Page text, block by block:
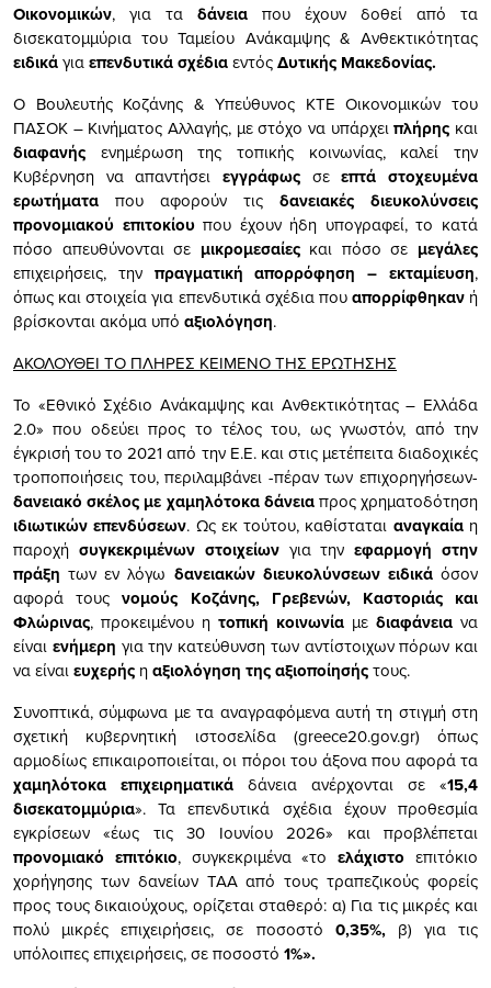
Οικονομικών, για τα δάνεια που έχουν δοθεί από τα
δισεκατομμύρια του Ταμείου Ανάκαμψης & Ανθεκτικότητας
ειδικάγιαεπενδυτικά σχέδιαεντόςΔυτικής Μακεδονίας.
Ο Βουλευτής Κοζάνης & Υπεύθυνος ΚΤΕ Οικονομικών του
ΠΑΣΟΚ – Κινήματος Αλλαγής, με στόχο να υπάρχειπλήρης και
διαφανής ενημέρωση της τοπικής κοινωνίας, καλεί την
Κυβέρνηση να απαντήσει εγγράφως σεεπτά στοχευμένα
ερωτήματα που αφορούν τις δανειακές διευκολύνσεις
προνομιακού επιτοκίουπου έχουν ήδη υπογραφεί, το κατά
πόσο απευθύνονται σε μικρομεσαίεςκαι πόσο σε μεγάλες
επιχειρήσεις, την πραγματική απορρόφηση – εκταμίευση,
όπως και στοιχεία για επενδυτικά σχέδια πουαπορρίφθηκανή
βρίσκονται ακόμα υπό αξιολόγηση.
ΑΚΟΛΟΥΘΕΙ ΤΟ ΠΛΗΡΕΣ ΚΕΙΜΕΝΟ ΤΗΣ ΕΡΩΤΗΣΗΣ
Το «Εθνικό Σχέδιο Ανάκαμψης και Ανθεκτικότητας – Ελλάδα
2.0» που οδεύει προς το τέλος του, ως γνωστόν, από την
έγκρισή του το 2021 από την Ε.Ε. και στις μετέπειτα διαδοχικές
τροποποιήσεις του, περιλαμβάνει -πέραν των επιχορηγήσεων-
δανειακό σκέλος με χαμηλότοκα δάνειαπρος χρηματοδότηση
ιδιωτικών επενδύσεων. Ως εκ τούτου, καθίσταται αναγκαία η
παροχή συγκεκριμένων στοιχείωνγια τηνεφαρμογή στην
πράξη των εν λόγω δανειακών διευκολύνσεων ειδικάόσον
αφορά τουςνομούς Κοζάνης, Γρεβενών, Καστοριάς και
Φλώρινας, προκειμένου η τοπική κοινωνία με διαφάνεια να
είναι ενήμερη για την κατεύθυνση των αντίστοιχων πόρων και
να είναιευχερής ηαξιολόγηση της αξιοποίησήςτους.
Συνοπτικά, σύμφωνα με τα αναγραφόμενα αυτή τη στιγμή στη
σχετική κυβερνητική ιστοσελίδα (greece20.gov.gr) όπως
αρμοδίως επικαιροποιείται, οι πόροι του άξονα που αφορά τα
χαμηλότοκα επιχειρηματικά δάνεια ανέρχονται σε «15,4
δισεκατομμύρια». Τα επενδυτικά σχέδια έχουν προθεσμία
εγκρίσεων «έως τις 30 Ιουνίου 2026» και προβλέπεται
προνομιακό επιτόκιο, συγκεκριμένα «τοελάχιστο επιτόκιο
χορήγησης των δανείων ΤΑΑ από τους τραπεζικούς φορείς
προς τους δικαιούχους, ορίζεται σταθερό: α) Για τις μικρές και
πολύ μικρές επιχειρήσεις, σε ποσοστό 0,35%, β) για τις
υπόλοιπες επιχειρήσεις, σε ποσοστό 1%».